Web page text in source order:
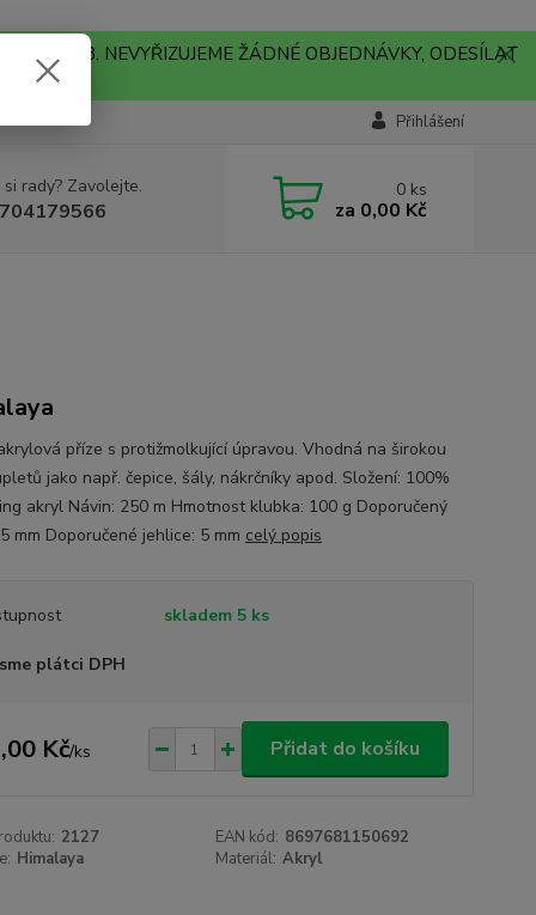
10.8. NEVYŘIZUJEME ŽÁDNÉ OBJEDNÁVKY, ODESÍLAT
Přihlášení
rady? Zavolejte. 0 ks
za 0,00 Kč
příze s protižmolkující úpravou. Vhodná na širokou
jako např. čepice, šály, nákrčníky apod. Složení: 100%
akryl Návin: 250 m Hmotnost klubka: 100 g Doporučený
mm Doporučené jehlice: 5 mm celý popis
skladem 5 ks
plátci DPH
Kč/ks Přidat do košíku
2127 EAN kód: 8697681150692
Himalaya Materiál: Akryl